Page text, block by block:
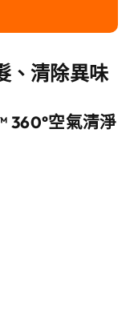
、清除異味
360°空氣清淨